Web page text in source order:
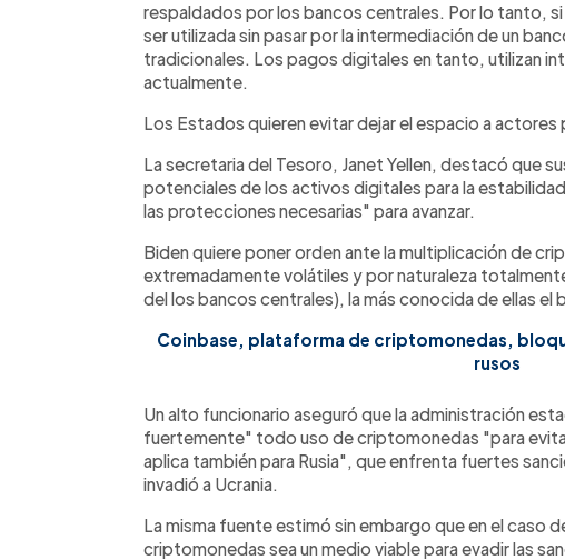
respaldados por los bancos centrales. Por lo tanto,
ser utilizada sin pasar por la intermediación de un
tradicionales. Los pagos digitales en tanto, utilizan
actualmente.
Los Estados quieren evitar dejar el espacio a
La secretaria del Tesoro, Janet Yellen, destacó que
potenciales de los activos digitales para la
las protecciones necesarias" para avanzar.
Biden quiere poner orden ante la multiplicación de
extremadamente volátiles y por naturaleza
del los bancos centrales), la más conocida de ellas el
Coinbase, plataforma de criptomonedas,
rusos
Un alto funcionario aseguró que la administración
fuertemente" todo uso de criptomonedas "para
aplica también para Rusia", que enfrenta fuertes
invadió a Ucrania.
La misma fuente estimó sin embargo que en el caso
criptomonedas sea un medio viable para evadir las